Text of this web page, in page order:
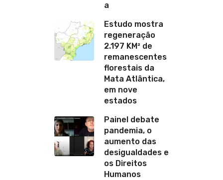
a
Estudo mostra
regeneração
2.197 KM² de
remanescentes
florestais da
Mata Atlântica,
em nove
estados
Painel debate
pandemia, o
aumento das
desigualdades e
os Direitos
Humanos